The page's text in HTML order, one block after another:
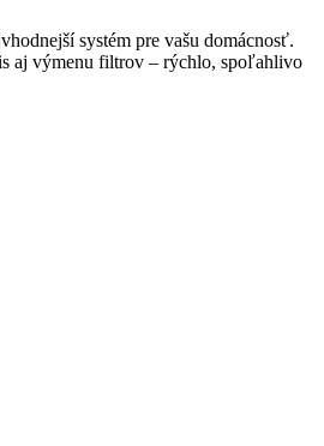
systém pre vašu domácnosť.
aj výmenu filtrov – rýchlo, spoľahlivo